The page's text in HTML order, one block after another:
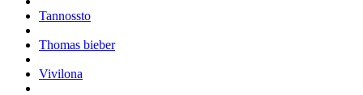
Tannossto
Thomas bieber
Vivilona